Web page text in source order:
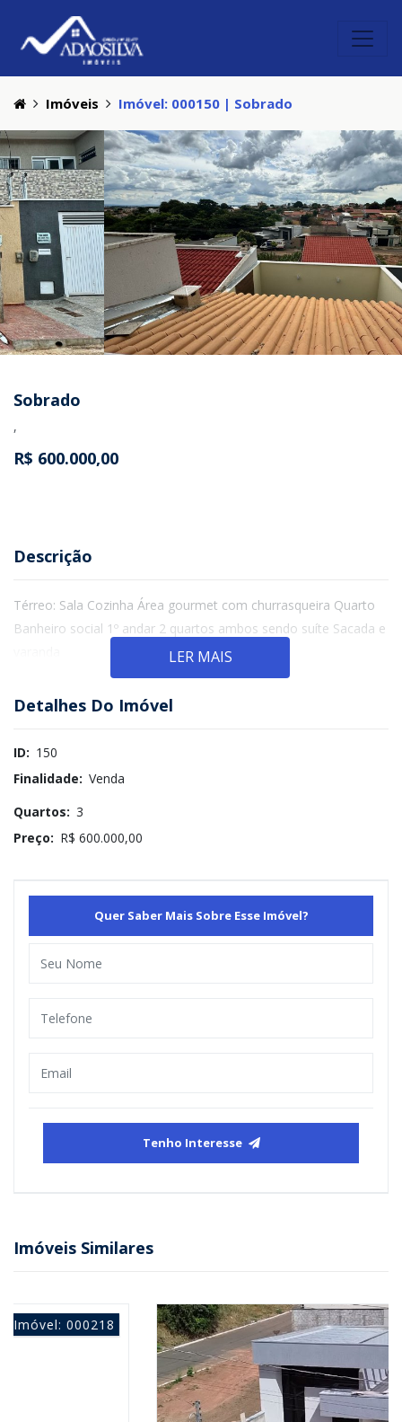
Imóveis Imóvel: 000150 | Sobrado
Sobrado
,
R$ 600.000,00
Descrição
Térreo: Sala Cozinha Área gourmet com churrasqueira Quarto
Banheiro social 1º andar 2 quartos ambos sendo suíte Sacada e
LER MAIS
Detalhes Do Imóvel
ID: 150
Finalidade: Venda
Quartos: 3
Preço: R$ 600.000,00
Quer Saber Mais Sobre Esse Imóvel?
Tenho Interesse
Imóveis Similares
Imóvel: